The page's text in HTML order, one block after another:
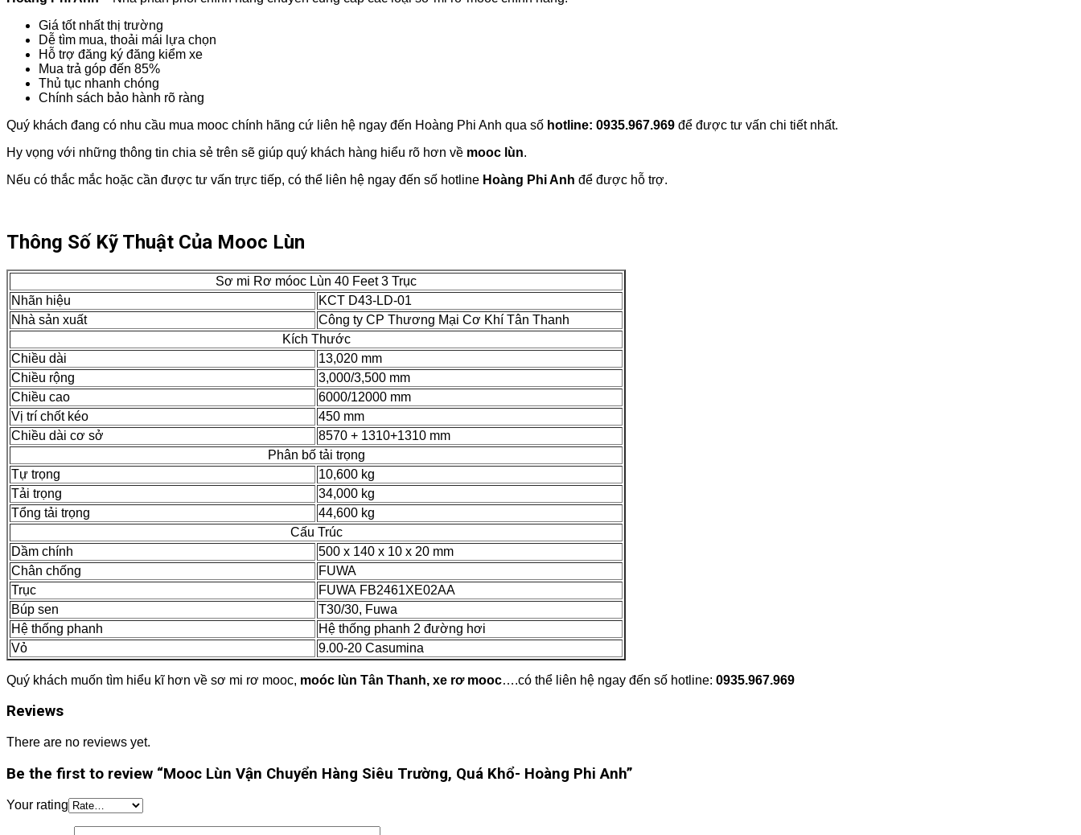
Giá tốt nhất thị trường
Dễ tìm mua, thoải mái lựa chọn
Hỗ trợ đăng ký đăng kiểm xe
Mua trả góp đến 85%
Thủ tục nhanh chóng
Chính sách bảo hành rõ ràng
Quý khách đang có nhu cầu mua mooc chính hãng cứ liên hệ ngay đến Hoàng Phi Anh qua số hotline: 0935.967.969 để được tư vấn chi tiết nhất.
Hy vọng với những thông tin chia sẻ trên sẽ giúp quý khách hàng hiểu rõ hơn về mooc lùn.
Nếu có thắc mắc hoặc cần được tư vấn trực tiếp, có thể liên hệ ngay đến số hotline Hoàng Phi Anh để được hỗ trợ.
Thông Số Kỹ Thuật Của Mooc Lùn
Sơ mi Rơ móoc Lùn 40 Feet 3 Trục
Nhãn hiệu
KCT D43-LD-01
Nhà sản xuất
Công ty CP Thương Mại Cơ Khí Tân Thanh
Kích Thước
Chiều dài
13,020 mm
Chiều rộng
3,000/3,500 mm
Chiều cao
6000/12000 mm
Vị trí chốt kéo
450 mm
Chiều dài cơ sở
8570 + 1310+1310 mm
Phân bố tải trọng
Tự trọng
10,600 kg
Tải trọng
34,000 kg
Tổng tải trọng
44,600 kg
Cấu Trúc
Dầm chính
500 x 140 x 10 x 20 mm
Chân chống
FUWA
Trục
FUWA FB2461XE02AA
Búp sen
T30/30, Fuwa
Hệ thống phanh
Hệ thống phanh 2 đường hơi
Vỏ
9.00-20 Casumina
Quý khách muốn tìm hiểu kĩ hơn về sơ mi rơ mooc, moóc lùn Tân Thanh, xe rơ mooc….có thể liên hệ ngay đến số hotline: 0935.967.969
Reviews
There are no reviews yet.
Be the first to review “Mooc Lùn Vận Chuyển Hàng Siêu Trường, Quá Khổ- Hoàng Phi Anh”
Your rating